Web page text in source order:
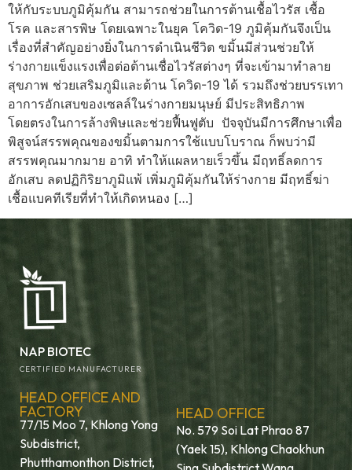
ให้กับระบบภูมิคุ้มกัน สามารถช่วยในการต้านเชื้อไวรัส เชื้อ
โรค และสารพิษ โดยเฉพาะในยุค โควิด-19 ภูมิคุ้มกันจึงเป็น
เรื่องที่สำคัญอย่างยิ่งในการดำเนินชีวิต ขมิ้นมีส่วนช่วยให้
ร่างกายแข็งแรงเพื่อต่อต้านเชื่อไวรัสต่างๆ ที่จะเข้ามาทำลาย
สุขภาพ ช่วยเสริมภูมิและต้าน โควิด-19 ได้ รวมถึงช่วยบรรเทา
อาการอักเสบของเซลล์ในร่างกายมนุษย์ มีประสิทธิภาพ
โดยตรงในการล้างพิษและช่วยฟื้นฟูตับ ปัจจุบันมีการศึกษาเพื่อ
พิสูจน์สรรพคุณของขมิ้นตามการใช้แบบโบราณ ก็พบว่ามี
สรรพคุณมากมาย อาทิ ทำให้แผลหายเร็วขึ้น มีฤทธิ์ลดการ
อักเสบ ลดปฏิกิริยาภูมิแพ้ เพิ่มภูมิคุ้มกันให้ร่างกาย มีฤทธิ์ฆ่า
เชื้อแบคทีเรียที่ทำให้เกิดหนอง […]
NAP BIOTEC
CERTIFIED MANUFACTURER
HEAD OFFICE AND
FACTORY
77/15 Moo 7, Khlong Yong
Subdistrict,
Phutthamonthon District,
HEAD OFFICE
No. 579 Soi Lat Phrao 87
(Yaek 15), Khlong Chaokhun